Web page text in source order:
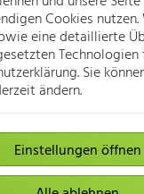
Zum
Cookies
eine detaillierte
Technologien
Sie
ändern.
Einstellungen öffnen